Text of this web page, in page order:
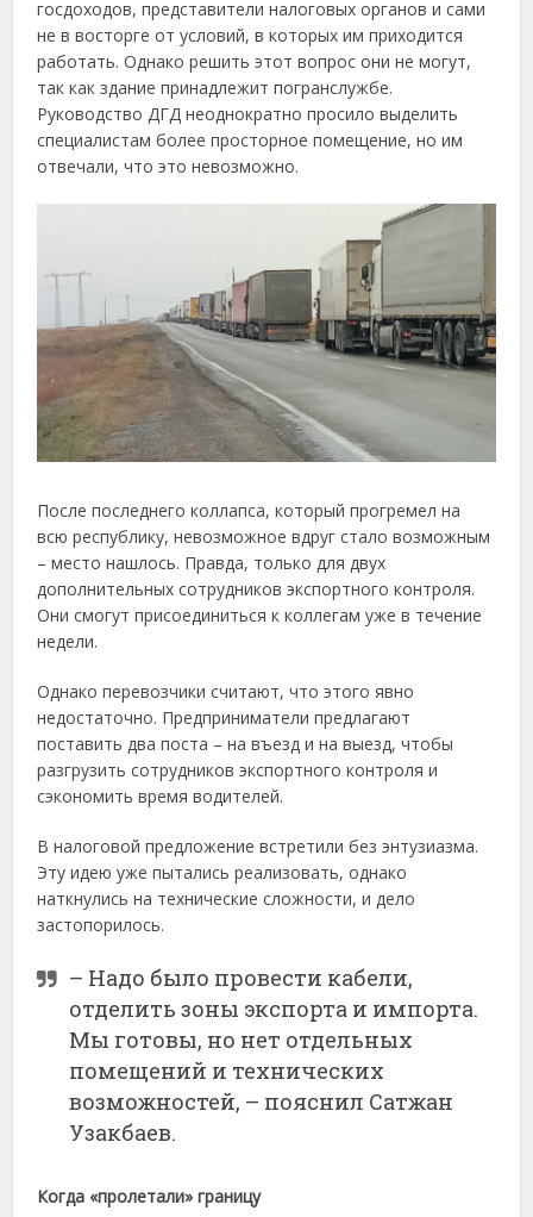
госдоходов, представители налоговых органов и сами
не в восторге от условий, в которых им приходится
работать. Однако решить этот вопрос они не могут,
так как здание принадлежит погранслужбе.
Руководство ДГД неоднократно просило выделить
специалистам более просторное помещение, но им
отвечали, что это невозможно.
После последнего коллапса, который прогремел на
всю республику, невозможное вдруг стало возможным
– место нашлось. Правда, только для двух
дополнительных сотрудников экспортного контроля.
Они смогут присоединиться к коллегам уже в течение
недели.
Однако перевозчики считают, что этого явно
недостаточно. Предприниматели предлагают
поставить два поста – на въезд и на выезд, чтобы
разгрузить сотрудников экспортного контроля и
сэкономить время водителей.
В налоговой предложение встретили без энтузиазма.
Эту идею уже пытались реализовать, однако
наткнулись на технические сложности, и дело
застопорилось.
– Надо было провести кабели,
отделить зоны экспорта и импорта.
Мы готовы, но нет отдельных
помещений и технических
возможностей, – пояснил Сатжан
Узакбаев.
Когда «пролетали» границу